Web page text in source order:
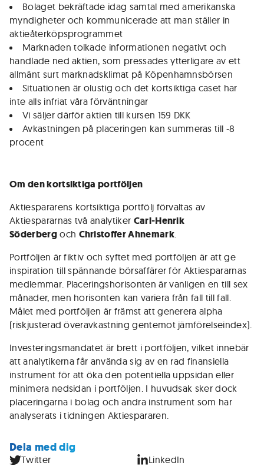
Bolaget bekräftade idag samtal med amerikanska
myndigheter och kommunicerade att man ställer in
aktieåterköpsprogrammet
Marknaden tolkade informationen negativt och
handlade ned aktien, som pressades ytterligare av ett
allmänt surt marknadsklimat på Köpenhamnsbörsen
Situationen är olustig och det kortsiktiga caset har
inte alls infriat våra förväntningar
Vi säljer därför aktien till kursen 159 DKK
Avkastningen på placeringen kan summeras till -8
procent
Om den kortsiktiga portföljen
Aktiespararens kortsiktiga portfölj förvaltas av
Aktiespararnas två analytiker Carl-Henrik
Söderbergoch Christoffer Ahnemark.
Portföljen är fiktiv och syftet med portföljen är att ge
inspiration till spännande börsaffärer för Aktiespararnas
medlemmar. Placeringshorisonten är vanligen en till sex
månader, men horisonten kan variera från fall till fall.
Målet med portföljen är främst att generera alpha
(riskjusterad överavkastning gentemot jämförelseindex).
Investeringsmandatet är brett i portföljen, vilket innebär
att analytikerna får använda sig av en rad finansiella
instrument för att öka den potentiella uppsidan eller
minimera nedsidan i portföljen. I huvudsak sker dock
placeringarna i bolag och andra instrument som har
analyserats i tidningen Aktiespararen.
Dela med dig
Twitter LinkedIn